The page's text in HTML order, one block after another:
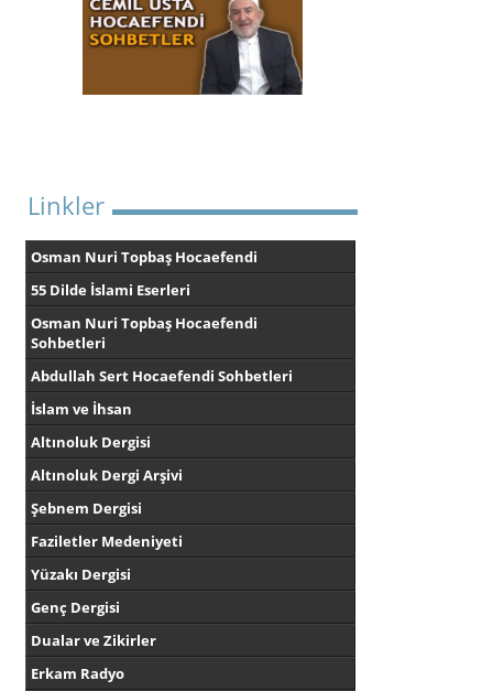
Linkler
Osman Nuri Topbaş Hocaefendi
55 Dilde İslami Eserleri
Osman Nuri Topbaş Hocaefendi
Sohbetleri
Abdullah Sert Hocaefendi Sohbetleri
İslam ve İhsan
Altınoluk Dergisi
Altınoluk Dergi Arşivi
Şebnem Dergisi
Faziletler Medeniyeti
Yüzakı Dergisi
Genç Dergisi
Dualar ve Zikirler
Erkam Radyo